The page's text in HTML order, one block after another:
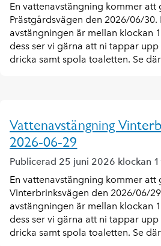
En vattenavstängning kommer att
Prästgårdsvägen den 2026/06/
avstängningen är mellan klockan
dess ser vi gärna att ni tappar
dricka samt spola toaletten. Se
Vattenavstängning
2026-06-29
Publicerad 25 juni 2026 klockan
En vattenavstängning kommer att
Vinterbrinksvägen den 2026/06/
avstängningen är mellan klockan
dess ser vi gärna att ni tappar
dricka samt spola toaletten. Se